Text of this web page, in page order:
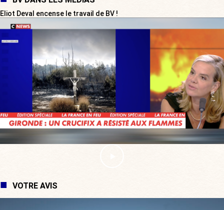
Eliot Deval encense le travail de BV !
VOTRE AVIS